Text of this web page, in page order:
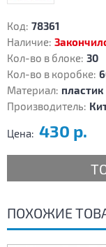
Код: 78361
Наличие:
Кол-во в блоке: 30
Кол-во в коробке:
Материал: пластик
Производитель:
Цена: 430 р.
ПОХОЖИЕ